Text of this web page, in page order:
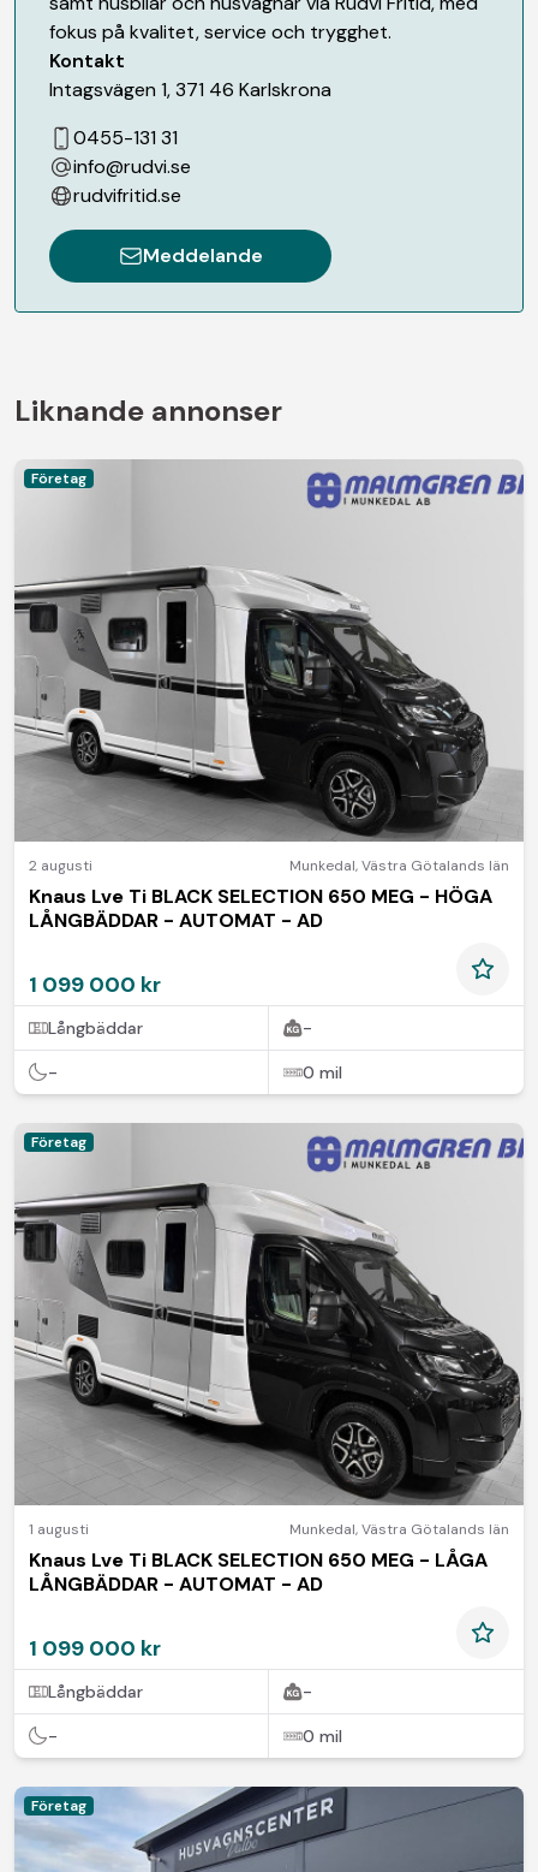
fokus på kvalitet, service och trygghet.
Kontakt
Intagsvägen 1,371 46 Karlskrona
0455-131 31
info@rudvi.se
rudvifritid.se
Meddelande
Liknande annonser
Företag
2 augusti Munkedal,Västra Götalands län
Knaus Lve Ti BLACK SELECTION 650 MEG - HÖGA
LÅNGBÄDDAR - AUTOMAT - AD
1 099 000 kr
Långbäddar -
- 0 mil
Företag
1 augusti Munkedal,Västra Götalands län
Knaus Lve Ti BLACK SELECTION 650 MEG - LÅGA
LÅNGBÄDDAR - AUTOMAT - AD
1 099 000 kr
Långbäddar -
- 0 mil
Företag